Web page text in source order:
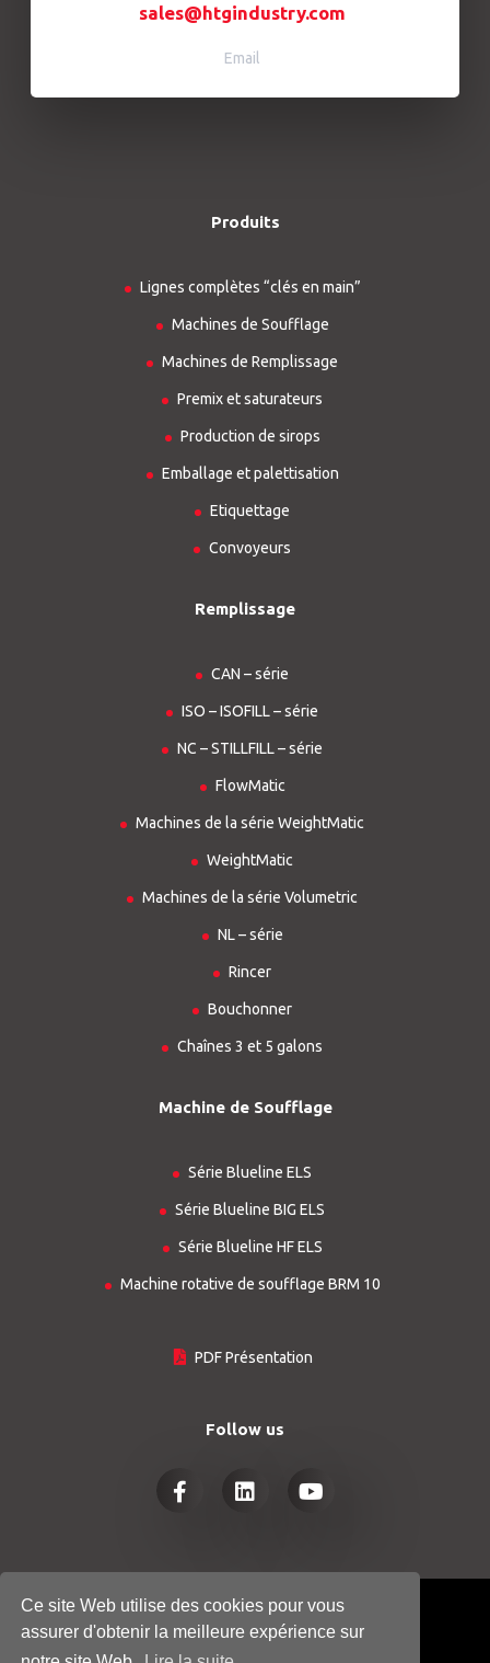
Ce site Web utilise des cookies pour vous
assurer d'obtenir la meilleure expérience sur
sales@htgindustry.com
Email
Produits
Lignes complètes “clés en main”
Machines de Soufflage
Machines de Remplissage
Premix et saturateurs
Production de sirops
Emballage et palettisation
Etiquettage
Convoyeurs
Remplissage
CAN – série
ISO – ISOFILL – série
NC – STILLFILL – série
FlowMatic
Machines de la série WeightMatic
WeightMatic
Machines de la série Volumetric
NL – série
Rincer
Bouchonner
Chaînes 3 et 5 galons
Machine de Soufflage
Série Blueline ELS
Série Blueline BIG ELS
Série Blueline HF ELS
Machine rotative de soufflage BRM 10
PDF Présentation
Follow us
© COPYRIGHT 2026HTGINDUSTRY.COM
- ALL RIGHTS RESERVED